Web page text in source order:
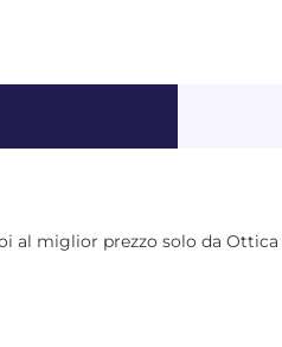
al miglior prezzo solo da Ottica